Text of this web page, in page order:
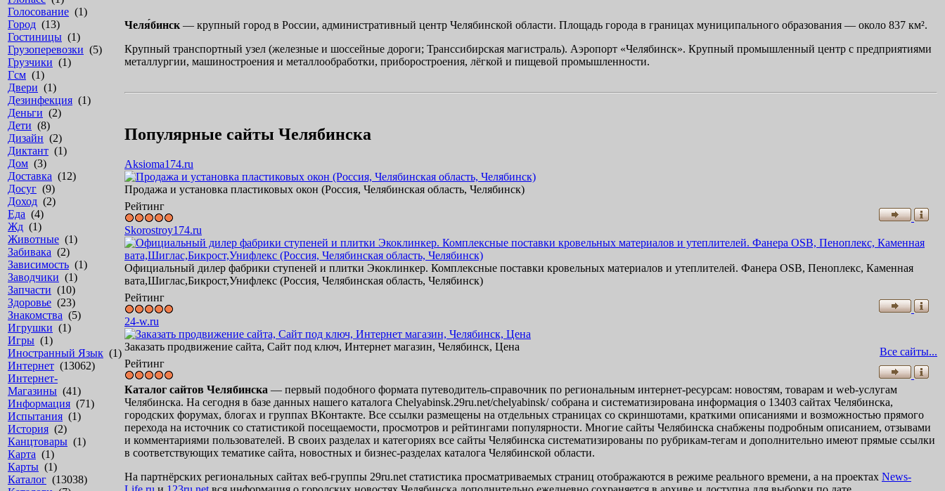
Голосование (1)
Город (13)
Гостиницы (1)
Грузоперевозки (5)
Грузчики (1)
Гсм (1)
Двери (1)
Дезинфекция (1)
Деньги (2)
Дети (8)
Дизайн (2)
Диктант (1)
Дом (3)
Доставка (12)
Досуг (9)
Доход (2)
Еда (4)
Жд (1)
Животные (1)
Забивака (2)
Зависимость (1)
Заводчики (1)
Запчасти (10)
Здоровье (23)
Знакомства (5)
Игрушки (1)
Игры (1)
Иностранный Язык (1)
Интернет (13062)
Интернет-
Магазины (41)
Информация (71)
Испытания (1)
История (2)
Канцтовары (1)
Карта (1)
Карты (1)
Каталог (13038)
Челя́бинск — крупный город в России, административный центр Челябинской области. Площадь города в границах муниципального образования — около 837 км².
Крупный транспортный узел (железные и шоссейные дороги; Транссибирская магистраль). Аэропорт «Челябинск». Крупный промышленный центр с предприятиями
металлургии, машиностроения и металлообработки, приборостроения, лёгкой и пищевой промышленности.
Популярные сайты Челябинска
Aksioma174.ru
Продажа и установка пластиковых окон (Россия, Челябинская область, Челябинск)
Рейтинг
Skorostroy174.ru
Официальный дилер фабрики ступеней и плитки Экоклинкер. Комплексные поставки кровельных материалов и утеплителей. Фанера OSB, Пеноплекс, Каменная
вата,Шиглас,Бикрост,Унифлекс (Россия, Челябинская область, Челябинск)
Рейтинг
24-w.ru
Заказать продвижение сайта, Сайт под ключ, Интернет магазин, Челябинск, Цена
Рейтинг
Все сайты...
Каталог сайтов Челябинска — первый подобного формата путеводитель-справочник по региональным интернет-ресурсам: новостям, товарам и web-услугам
Челябинска. На сегодня в базе данных нашего каталога Chelyabinsk.29ru.net/chelyabinsk/ собрана и систематизирована информация о 13403 сайтах Челябинска,
городских форумах, блогах и группах ВКонтакте. Все ссылки размещены на отдельных страницах со скриншотами, краткими описаниями и возможностью прямого
перехода на источник со статистикой посещаемости, просмотров и рейтингами популярности. Многие сайты Челябинска снабжены подробным описанием, отзывами
и комментариями пользователей. В своих разделах и категориях все сайты Челябинска систематизированы по рубрикам-тегам и дополнительно имеют прямые ссылки
в соответствующих тематике сайта, новостных и бизнес-разделах каталога Челябинской области.
На партнёрских региональных сайтах веб-группы 29ru.net статистика просматриваемых страниц отображаются в режиме реального времени, а на проектах News-